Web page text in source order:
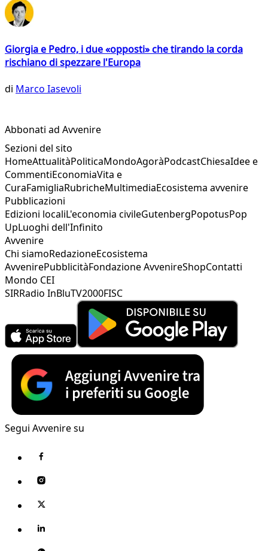
Giorgia e Pedro, i due «opposti» che tirando la corda
rischiano di spezzare l'Europa
di Marco Iasevoli
Abbonati ad Avvenire
Sezioni del sito
HomeAttualitàPoliticaMondoAgoràPodcastChiesaIdee e
CommentiEconomiaVita e
CuraFamigliaRubricheMultimediaEcosistema avvenire
Pubblicazioni
Edizioni localiL'economia civileGutenbergPopotusPop
UpLuoghi dell'Infinito
Avvenire
Chi siamoRedazioneEcosistema
AvvenirePubblicitàFondazione AvvenireShopContatti
Mondo CEI
SIRRadio InBluTV2000FISC
Segui Avvenire su